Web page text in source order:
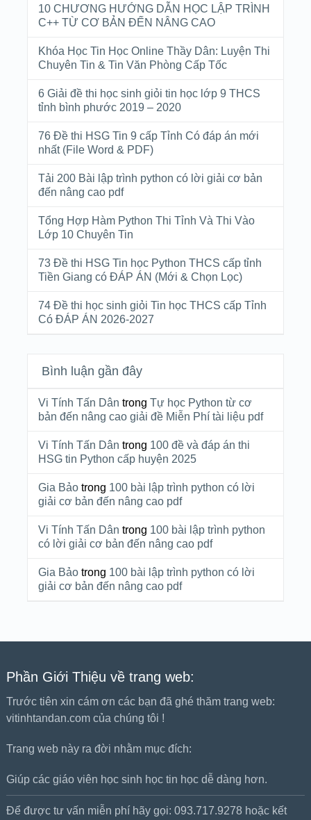
10 CHƯƠNG HƯỚNG DẪN HỌC LẬP TRÌNH
C++ TỪ CƠ BẢN ĐẾN NÂNG CAO
Khóa Học Tin Học Online Thầy Dân: Luyện Thi
Chuyên Tin & Tin Văn Phòng Cấp Tốc
6 Giải đề thi học sinh giỏi tin học lớp 9 THCS
tỉnh bình phước 2019 – 2020
76 Đề thi HSG Tin 9 cấp Tỉnh Có đáp án mới
nhất (File Word & PDF)
Tải 200 Bài lập trình python có lời giải cơ bản
đến nâng cao pdf
Tổng Hợp Hàm Python Thi Tỉnh Và Thi Vào
Lớp 10 Chuyên Tin
73 Đề thi HSG Tin học Python THCS cấp tỉnh
Tiền Giang có ĐÁP ÁN (Mới & Chọn Lọc)
74 Đề thi học sinh giỏi Tin học THCS cấp Tỉnh
Có ĐÁP ÁN 2026-2027
Bình luận gần đây
Vi Tính Tấn Dân trong Tự học Python từ cơ
bản đến nâng cao giải đề Miễn Phí tài liệu pdf
Vi Tính Tấn Dân trong 100 đề và đáp án thi
HSG tin Python cấp huyện 2025
Gia Bảotrong 100 bài lập trình python có lời
giải cơ bản đến nâng cao pdf
Vi Tính Tấn Dân trong 100 bài lập trình python
có lời giải cơ bản đến nâng cao pdf
Gia Bảotrong 100 bài lập trình python có lời
giải cơ bản đến nâng cao pdf
Phần Giới Thiệu về trang web:
Trước tiên xin cám ơn các bạn đã ghé thăm trang web:
vitinhtandan.com của chúng tôi !
Trang web này ra đời nhằm mục đích:
Giúp các giáo viên học sinh học tin học dễ dàng hơn.
Để được tư vấn miễn phí hãy gọi: 093.717.9278 hoặc kết